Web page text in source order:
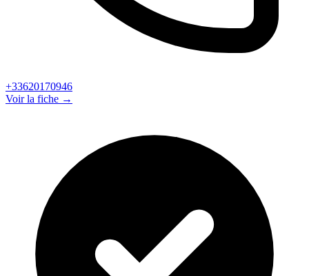
+33620170946
Voir la fiche →